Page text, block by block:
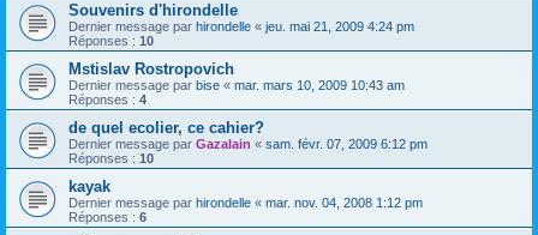
Souvenirs d'hirondelle
Dernier message par hirondelle « jeu. mai 21, 2009 4:24 pm
Réponses : 10
Mstislav Rostropovich
Dernier message par bise « mar. mars 10, 2009 10:43 am
Réponses : 4
de quel ecolier, ce cahier?
Dernier message par Gazalain « sam. févr. 07, 2009 6:12 pm
Réponses : 10
kayak
Dernier message par hirondelle « mar. nov. 04, 2008 1:12 pm
Réponses : 6